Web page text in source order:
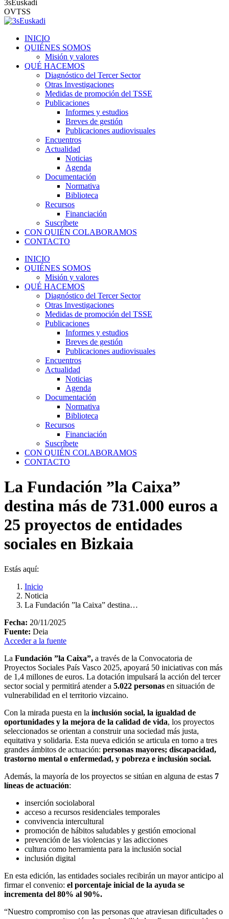
3sEuskadi
OVTSS
INICIO
QUIÉNES SOMOS
Misión y valores
QUÉ HACEMOS
Diagnóstico del Tercer Sector
Otras Investigaciones
Medidas de promoción del TSSE
Publicaciones
Informes y estudios
Breves de gestión
Publicaciones audiovisuales
Encuentros
Actualidad
Noticias
Agenda
Documentación
Normativa
Biblioteca
Recursos
Financiación
Suscríbete
CON QUIÉN COLABORAMOS
CONTACTO
INICIO
QUIÉNES SOMOS
Misión y valores
QUÉ HACEMOS
Diagnóstico del Tercer Sector
Otras Investigaciones
Medidas de promoción del TSSE
Publicaciones
Informes y estudios
Breves de gestión
Publicaciones audiovisuales
Encuentros
Actualidad
Noticias
Agenda
Documentación
Normativa
Biblioteca
Recursos
Financiación
Suscríbete
CON QUIÉN COLABORAMOS
CONTACTO
La Fundación ”la Caixa”
destina más de 731.000 euros a
25 proyectos de entidades
sociales en Bizkaia
Estás aquí:
Inicio
Noticia
La Fundación ”la Caixa” destina…
Fecha: 20/11/2025
Fuente: Deia
Acceder a la fuente
La Fundación ”la Caixa”, a través de la Convocatoria de
Proyectos Sociales País Vasco 2025, apoyará 50 iniciativas con más
de 1,4 millones de euros. La dotación impulsará la acción del tercer
sector social y permitirá atender a 5.022 personas en situación de
vulnerabilidad en el territorio vizcaino.
Con la mirada puesta en la inclusión social, la igualdad de
oportunidades y la mejora de la calidad de vida, los proyectos
seleccionados se orientan a construir una sociedad más justa,
equitativa y solidaria. Esta nueva edición se articula en torno a tres
grandes ámbitos de actuación: personas mayores; discapacidad,
trastorno mental o enfermedad, y pobreza e inclusión social.
Además, la mayoría de los proyectos se sitúan en alguna de estas 7
líneas de actuación:
inserción sociolaboral
acceso a recursos residenciales temporales
convivencia intercultural
promoción de hábitos saludables y gestión emocional
prevención de las violencias y las adicciones
cultura como herramienta para la inclusión social
inclusión digital
En esta edición, las entidades sociales recibirán un mayor anticipo al
firmar el convenio: el porcentaje inicial de la ayuda se
incrementa del 80% al 90%.
“Nuestro compromiso con las personas que atraviesan dificultades o